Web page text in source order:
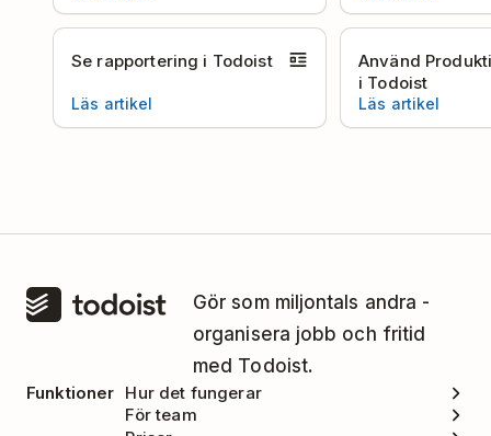
Se rapportering i Todoist
Läs artikel
Använd
i Todoist
Läs artikel
Gör som miljontals andra -
organisera jobb och fritid
med Todoist.
Funktioner Hur det fungerar
För team